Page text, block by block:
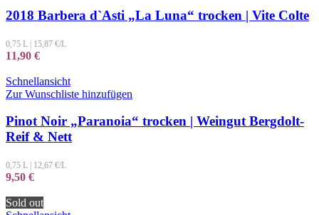
2018 Barbera d`Asti „La Luna“ trocken | Vite Colte
0,75 L | 15,87 €/L
11,90 €
Schnellansicht
Zur Wunschliste hinzufügen
Pinot Noir „Paranoia“ trocken | Weingut Bergdolt-
Reif & Nett
0,75 L 12,67 €/L
9,50 €
Sold out